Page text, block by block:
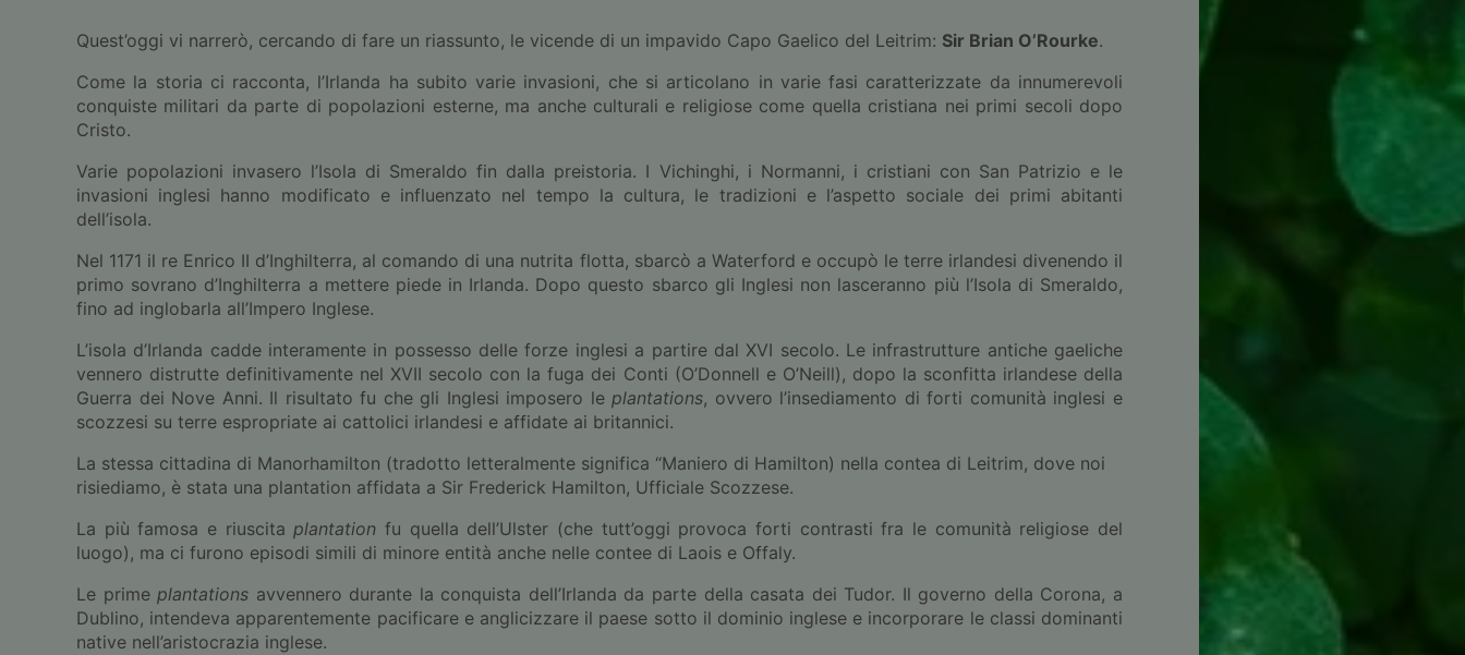
Quest’oggi vi narrerò, cercando di fare un riassunto, le vicende di un impavido Capo Gaelico del Leitrim: Sir Brian O’Rourke.
Come la storia ci racconta, l’Irlanda ha subito varie invasioni, che si articolano in varie fasi caratterizzate da innumerevoli
conquiste militari da parte di popolazioni esterne, ma anche culturali e religiose come quella cristiana nei primi secoli dopo
Cristo.
Varie popolazioni invasero l’Isola di Smeraldo fin dalla preistoria. I Vichinghi, i Normanni, i cristiani con San Patrizio e le
invasioni inglesi hanno modificato e influenzato nel tempo la cultura, le tradizioni e l’aspetto sociale dei primi abitanti
dell’isola.
Nel 1171 il re Enrico II d’Inghilterra, al comando di una nutrita flotta, sbarcò a Waterford e occupò le terre irlandesi divenendo il
primo sovrano d’Inghilterra a mettere piede in Irlanda. Dopo questo sbarco gli Inglesi non lasceranno più l’Isola di Smeraldo,
fino ad inglobarla all’Impero Inglese.
L’isola d’Irlanda cadde interamente in possesso delle forze inglesi a partire dal XVI secolo. Le infrastrutture antiche gaeliche
vennero distrutte definitivamente nel XVII secolo con la fuga dei Conti (O’Donnell e O’Neill), dopo la sconfitta irlandese della
Guerra dei Nove Anni. Il risultato fu che gli Inglesi imposero leplantations, ovvero l’insediamento di forti comunità inglesi e
scozzesi su terre espropriate ai cattolici irlandesi e affidate ai britannici.
La stessa cittadina di Manorhamilton (tradotto letteralmente significa “Maniero di Hamilton) nella contea di Leitrim, dove noi
risiediamo, è stata una plantation affidata a Sir Frederick Hamilton, Ufficiale Scozzese.
La più famosa e riuscitaplantation fu quella dell’Ulster (che tutt’oggi provoca forti contrasti fra le comunità religiose del
luogo), ma ci furono episodi simili di minore entità anche nelle contee di Laois e Offaly.
Le primeplantations avvennero durante la conquista dell’Irlanda da parte della casata dei Tudor. Il governo della Corona, a
Dublino, intendeva apparentemente pacificare e anglicizzare il paese sotto il dominio inglese e incorporare le classi dominanti
native nell’aristocrazia inglese.